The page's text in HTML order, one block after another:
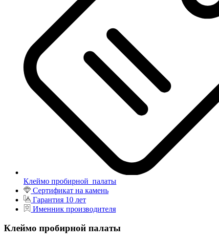
Клеймо пробирной палаты
Сертификат на камень
Гарантия 10 лет
Именник производителя
Клеймо пробирной палаты